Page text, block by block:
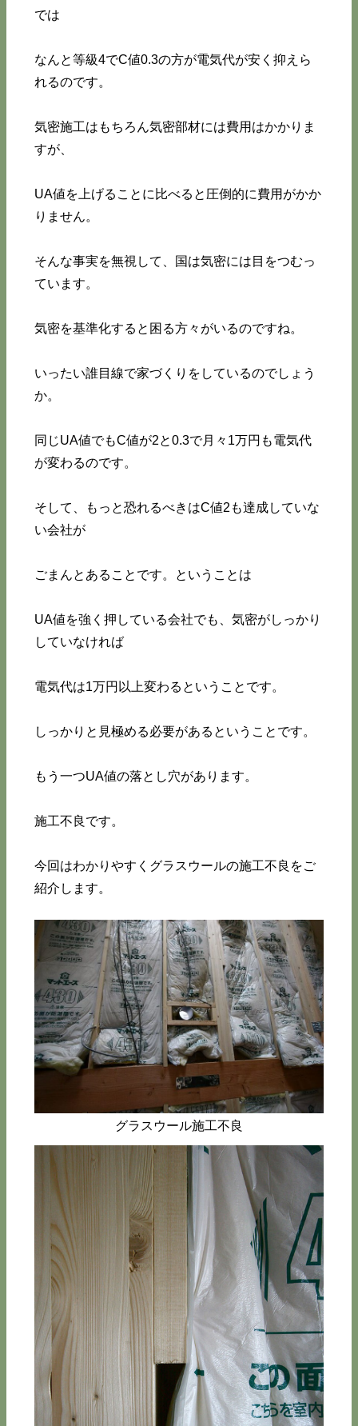
では
なんと等級4でC値0.3の方が電気代が安く抑えら
れるのです。
気密施工はもちろん気密部材には費用はかかりま
すが、
UA値を上げることに比べると圧倒的に費用がかか
りません。
そんな事実を無視して、国は気密には目をつむっ
ています。
気密を基準化すると困る方々がいるのですね。
いったい誰目線で家づくりをしているのでしょう
か。
同じUA値でもC値が2と0.3で月々1万円も電気代
が変わるのです。
そして、もっと恐れるべきはC値2も達成していな
い会社が
ごまんとあることです。ということは
UA値を強く押している会社でも、気密がしっかり
していなければ
電気代は1万円以上変わるということです。
しっかりと見極める必要があるということです。
もう一つUA値の落とし穴があります。
施工不良です。
今回はわかりやすくグラスウールの施工不良をご
紹介します。
グラスウール施工不良